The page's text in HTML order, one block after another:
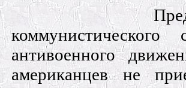
антивоенного
американцев не